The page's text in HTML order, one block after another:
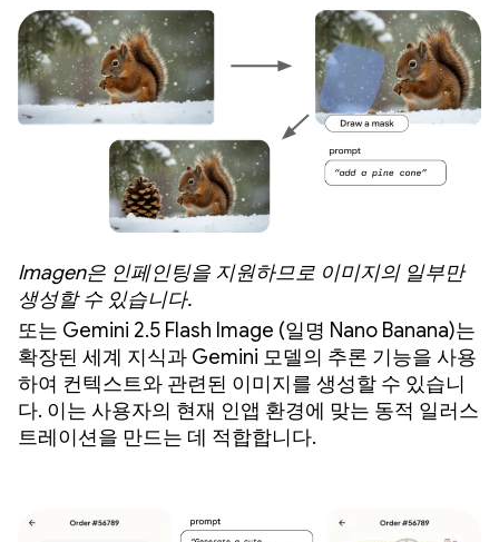
Imagen은 인페인팅을 지원하므로 이미지의 일부만
생성할 수 있습니다.
또는 Gemini 2.5 Flash Image (일명 Nano Banana)는
확장된 세계 지식과 Gemini 모델의 추론 기능을 사용
하여 컨텍스트와 관련된 이미지를 생성할 수 있습니
다. 이는 사용자의 현재 인앱 환경에 맞는 동적 일러스
트레이션을 만드는 데 적합합니다.